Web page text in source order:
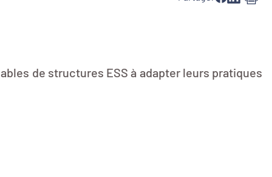
de structures ESS à adapter leurs pratiques